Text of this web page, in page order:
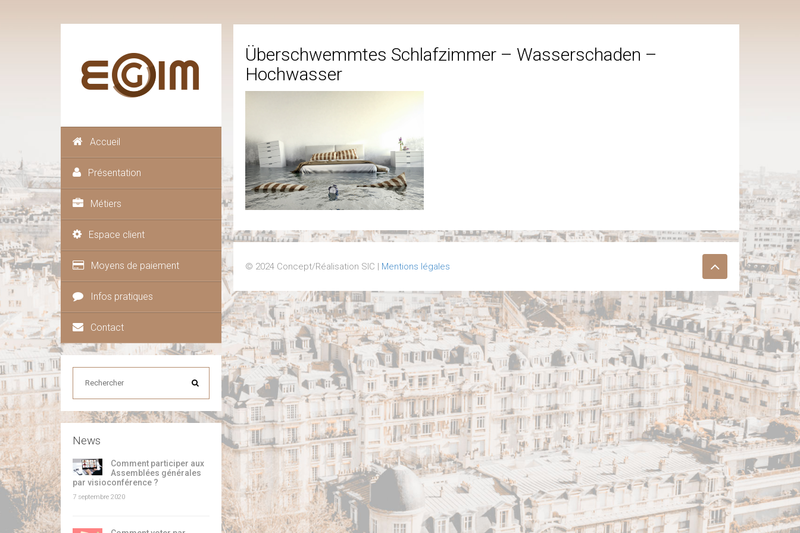
Accueil
Présentation
Métiers
Espace client
Moyens de paiement
Infos pratiques
Contact
News
Comment participer aux
Assemblées générales
par visioconférence ?
7 septembre 2020
Überschwemmtes Schlafzimmer – Wasserschaden –
Hochwasser
© 2024 Concept/Réalisation SIC | Mentions légales